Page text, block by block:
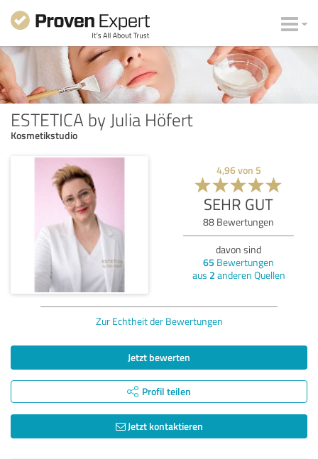
ESTETICA by Julia Höfert
Kosmetikstudio
4,96von 5
SEHR GUT
88 Bewertungen
davon sind
65 Bewertungen
aus 2 anderen Quellen
Zur Echtheit der Bewertungen
Jetzt bewerten
Profil teilen
Jetzt kontaktieren